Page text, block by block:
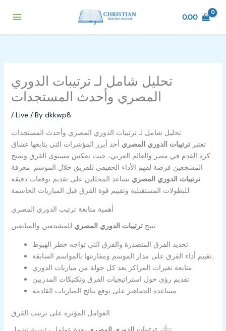
0.00
تحليل شامل لـ ترتيبات الدوري
المصري وأحدث المستجدات
/ Live / By dkkwp8
تحليل شامل لـ ترتيبات الدوري المصري وأحدث المستجدات
تعتبرترتيبات الدوري المصري أحد أبرز المؤشرات التي يتابعها عشاق
كرة القدم في مصر والعالم العربي، حيث تعكس مستوى الفرق وتمنح
المشجعين فرصة لفهم الأداء الحقيقي للفريق خلال الموسم. معرفة
ترتيبات الدوري المصري تساعد المحللين على تقديم توقعات دقيقة
للبطولات المستقبلية وتقييم قوة الفرق قبل المباريات الحاسمة.
أهمية متابعة ترتيب الدوري المصري
تتيحترتيبات الدوري المصري للمشجعين والمتابعين:
تحديد الفرق المتصدرة والفرق التي تواجه خطر الهبوط.
تقييم أداء الفرق على مدار الموسم ومقارنتها بالمواسم السابقة.
متابعة تغيرات المراكز بعد كل جولة من مباريات الدوري.
تقديم رؤى حول استراتيجيات الفرق وتكتيكات المدربين.
مساعدة الجماهير على توقع نتائج المباريات القادمة.
العوامل المؤثرة على ترتيب الفرق